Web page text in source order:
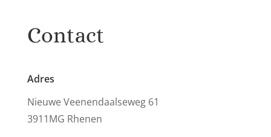
Contact
Adres
Nieuwe Veenendaalseweg 61
3911MG Rhenen